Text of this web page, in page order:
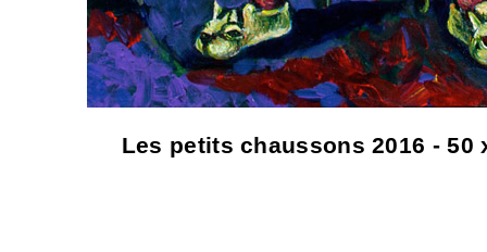
Les petits chaussons 2016 -